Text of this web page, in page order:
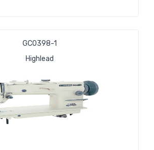
GС0398-1
Highlead